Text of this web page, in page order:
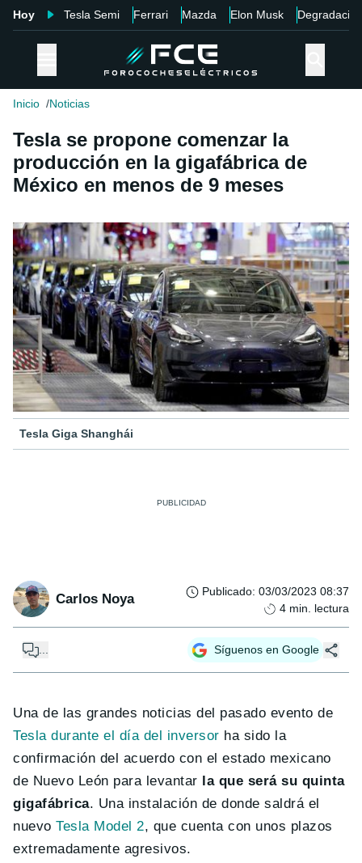
Hoy Tesla Semi Ferrari Mazda Elon Musk Degradación
Inicio Noticias
Tesla se propone comenzar la
producción en la gigafábrica de
México en menos de 9 meses
Tesla Giga Shanghái
Carlos Noya Publicado: 03/03/2023 08:37
4 min. lectura
... Síguenos en Google
Una de las grandes noticias del pasado evento de
Tesla durante el día del inversor ha sido la
confirmación del acuerdo con el estado mexicano
de Nuevo León para levantar la que será su quinta
gigafábrica. Una instalación de donde saldrá el
nuevo Tesla Model 2, que cuenta con unos plazos
extremadamente agresivos.